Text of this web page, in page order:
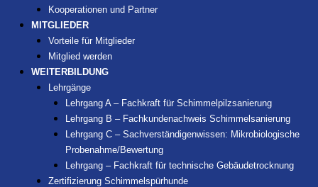
Kooperationen und Partner
MITGLIEDER
Vorteile für Mitglieder
Mitglied werden
WEITERBILDUNG
Lehrgänge
Lehrgang A – Fachkraft für Schimmelpilzsanierung
Lehrgang B – Fachkundenachweis Schimmelsanierung
Lehrgang C – Sachverständigenwissen: Mikrobiologische
Probenahme/Bewertung
Lehrgang – Fachkraft für technische Gebäudetrocknung
Zertifizierung Schimmelspürhunde